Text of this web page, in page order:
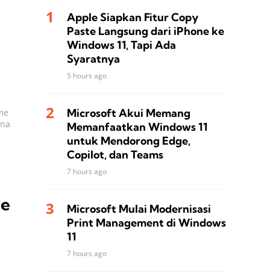
Apple Siapkan Fitur Copy
Paste Langsung dari iPhone ke
Windows 11, Tapi Ada
Syaratnya
5 hours ago
Microsoft Akui Memang
Memanfaatkan Windows 11
untuk Mendorong Edge,
Copilot, dan Teams
7 hours ago
Microsoft Mulai Modernisasi
Print Management di Windows
11
7 hours ago